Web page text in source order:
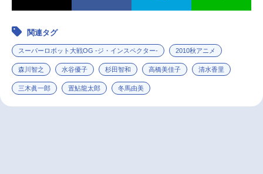
関連タグ
スーパーロボット大戦OG -ジ・インスペクター- 2010秋アニメ
森川智之 水谷優子 杉田智和 高橋美佳子 清水香里
三木眞一郎 置鮎龍太郎 冬馬由美